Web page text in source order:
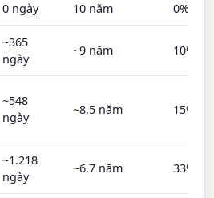
0 ngày 10 năm 0%
~365
ngày
~9 năm 10%
~548
ngày
~8.5 năm 15%
~1.218
ngày
~6.7 năm 33%